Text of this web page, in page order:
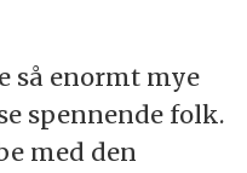
så enormt mye
spennende folk.
med den